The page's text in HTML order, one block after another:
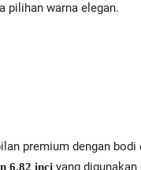
pilihan warna elegan.
premium dengan
6,82 inci yang